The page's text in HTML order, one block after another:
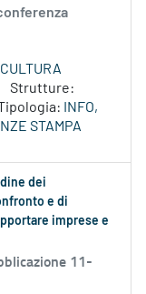
Strutture:
INFO,
STAMPA
dei
e di
imprese e
11-